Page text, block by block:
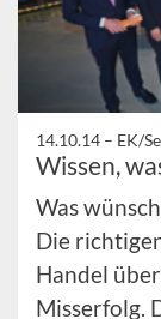
14.10.14 – EK/
Wissen,
Was
Die
Handel
Misserfolg.